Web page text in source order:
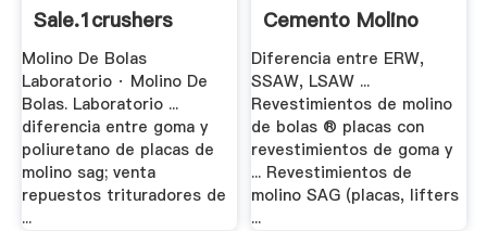
Sale.1crushers
Molino De Bolas
Laboratorio · Molino De
Bolas. Laboratorio ...
diferencia entre goma y
poliuretano de placas de
molino sag; venta
repuestos trituradores de
...
Cemento Molino
Diferencia entre ERW,
SSAW, LSAW ...
Revestimientos de molino
de bolas ® placas con
revestimientos de goma y
... Revestimientos de
molino SAG (placas, lifters
...